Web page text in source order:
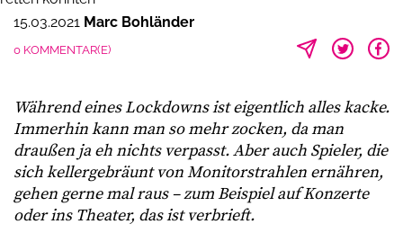
15.03.2021 Marc Bohländer
0 KOMMENTAR(E)
Während eines Lockdowns ist eigentlich alles kacke.
Immerhin kann man so mehr zocken, da man
draußen ja eh nichts verpasst. Aber auch Spieler, die
sich kellergebräunt von Monitorstrahlen ernähren,
gehen gerne mal raus – zum Beispiel auf Konzerte
oder ins Theater, das ist verbrieft.